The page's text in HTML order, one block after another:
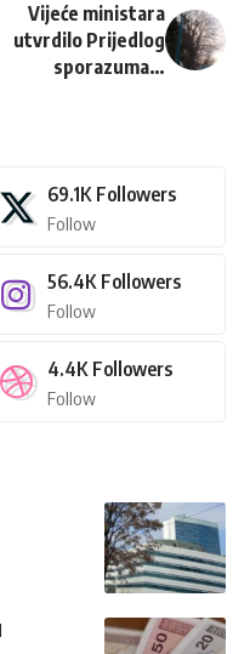
Vijeće ministara
utvrdilo Prijedlog
sporazuma…
69.1K Followers
Follow
56.4K Followers
Follow
4.4K Followers
Follow